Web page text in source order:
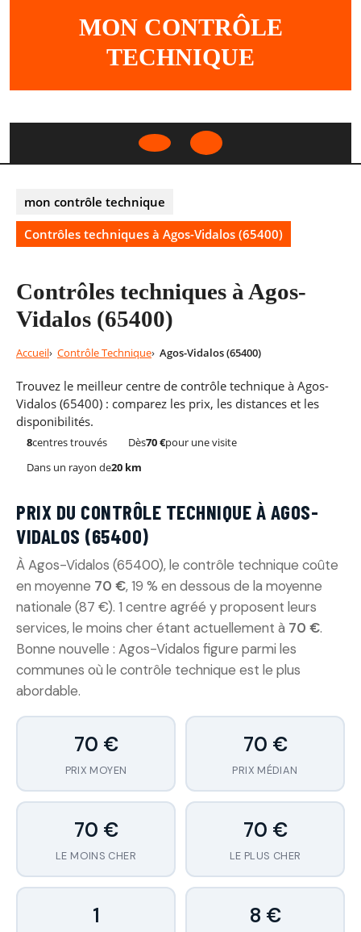
MON CONTRÔLE
TECHNIQUE
Open
mon contrôle technique
Contrôles techniques à Agos-Vidalos (65400)
Contrôles techniques à Agos-
Vidalos (65400)
Accueil Contrôle Technique Agos-Vidalos (65400)
Trouvez le meilleur centre de contrôle technique à Agos-
Vidalos (65400) : comparez les prix, les distances et les
disponibilités.
8centres trouvés Dès70 €pour une visite
Dans un rayon de20 km
PRIX DU CONTRÔLE TECHNIQUE À AGOS-
VIDALOS (65400)
À Agos-Vidalos (65400), le contrôle technique coûte
en moyenne 70 €, 19 % en dessous de la moyenne
nationale (87 €). 1 centre agréé y proposent leurs
services, le moins cher étant actuellement à 70 €.
Bonne nouvelle : Agos-Vidalos figure parmi les
communes où le contrôle technique est le plus
abordable.
70 €
PRIX MOYEN
70 €
PRIX MÉDIAN
70 €
LE MOINS CHER
70 €
LE PLUS CHER
1 8 €